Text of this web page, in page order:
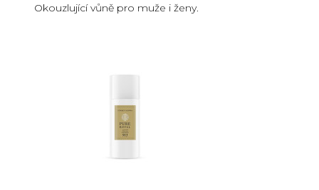
Okouzlující vůně pro muže i ženy.